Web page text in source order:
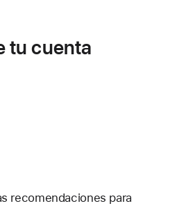
tu cuenta
recomendaciones para